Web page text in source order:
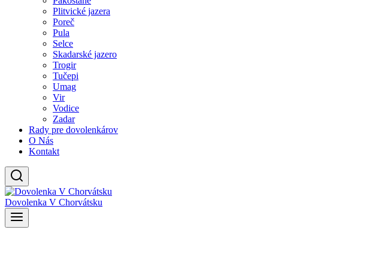
Plitvické jazera
Poreč
Pula
Selce
Skadarské jazero
Trogir
Tučepi
Umag
Vir
Vodice
Zadar
Rady pre dovolenkárov
O Nás
Kontakt
Dovolenka V Chorvátsku